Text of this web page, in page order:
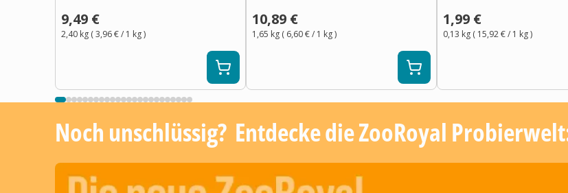
9,49 €
2,40 kg (3,96 €/ 1 kg)
10,89 €
1,65 kg ( 6,60 €/ 1 kg)
1,99 €
0,13 kg ( 15,92 €/ 1 kg)
Noch unschlüssig? ​ Entdecke die ZooRoyal